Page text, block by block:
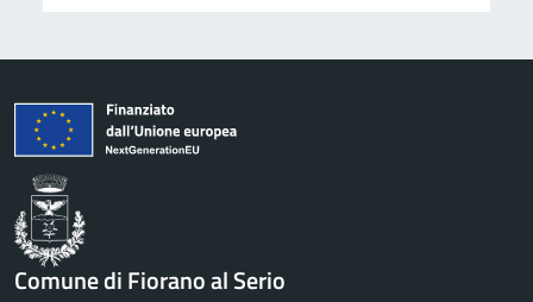
Comune di Fiorano al Serio